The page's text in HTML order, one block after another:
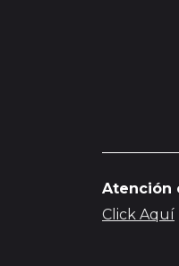
Atención
Click Aquí